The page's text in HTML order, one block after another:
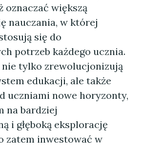
oznaczać większą
nauczania, w której
się do
potrzeb każdego ucznia.
nie tylko zrewolucjonizują
edukacji, ale także
uczniami nowe horyzonty,
na bardziej
i głęboką eksplorację
zatem inwestować w